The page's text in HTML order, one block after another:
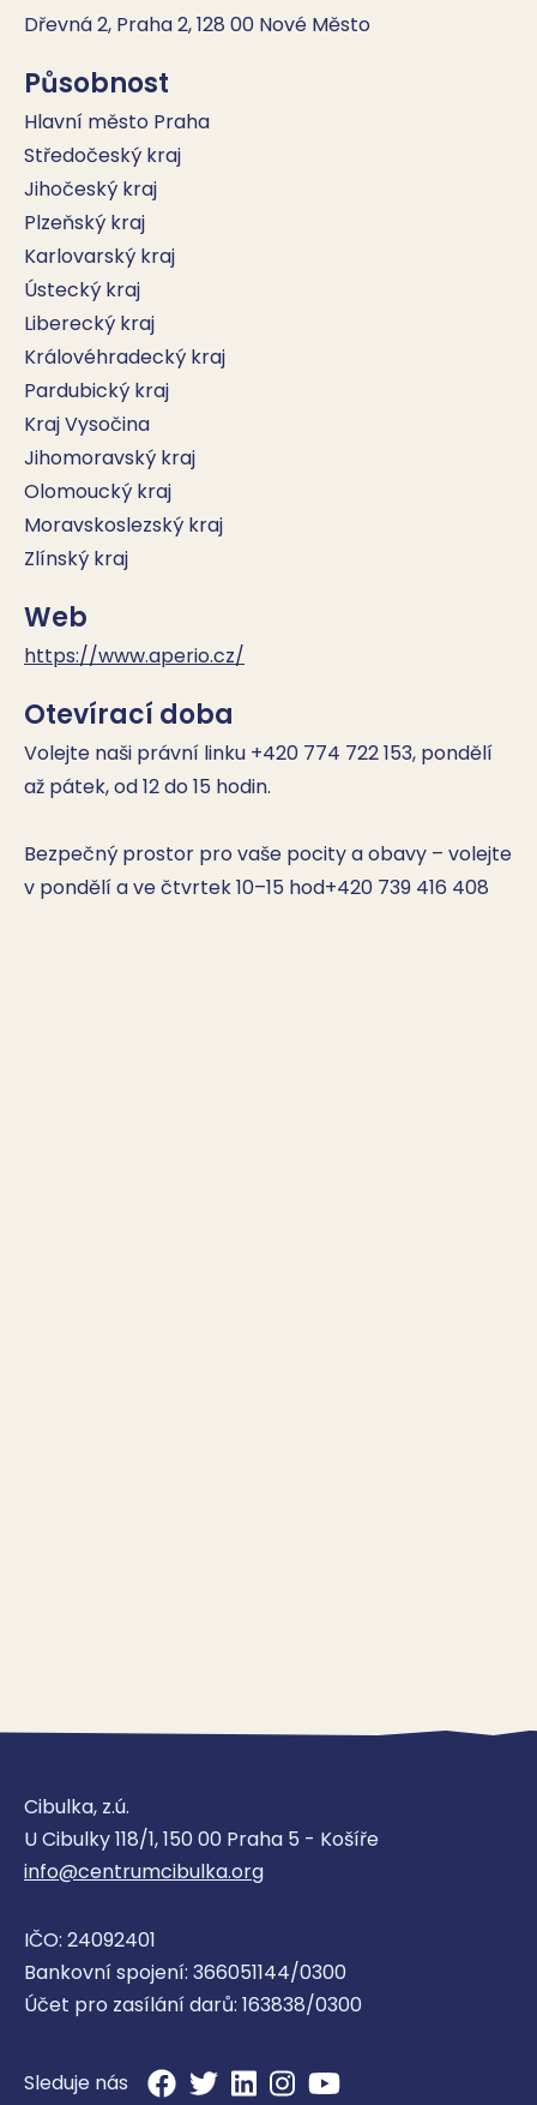
Dřevná 2, Praha 2, 128 00 Nové Město
Působnost
Hlavní město Praha
Středočeský kraj
Jihočeský kraj
Plzeňský kraj
Karlovarský kraj
Ústecký kraj
Liberecký kraj
Královéhradecký kraj
Pardubický kraj
Kraj Vysočina
Jihomoravský kraj
Olomoucký kraj
Moravskoslezský kraj
Zlínský kraj
Web
https://www.aperio.cz/
Otevírací doba
Volejte naši právní linku +420 774 722 153, pondělí
až pátek, od 12 do 15 hodin.
Bezpečný prostor pro vaše pocity a obavy – volejte
v pondělí a ve čtvrtek 10–15 hod+420 739 416 408
Cibulka, z.ú.
U Cibulky 118/1, 150 00 Praha 5 - Košíře
info@centrumcibulka.org
IČO: 24092401
Bankovní spojení: 366051144/0300
Účet pro zasílání darů: 163838/0300
Sleduje nás